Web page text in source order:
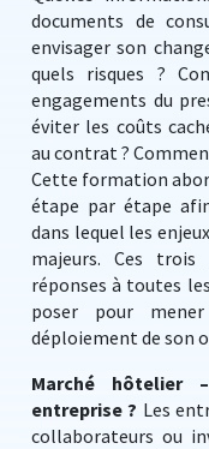
documents de
envisager son
quels risques ?
engagements du
éviter les coûts
au contrat ?
Cette formation
étape par étape
dans lequel les
majeurs. Ces trois
réponses à toutes
poser pour
déploiement de son
Marché hôtelier
entreprise ? Les
collaborateurs ou